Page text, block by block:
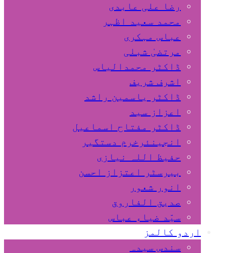
رضا علی عابدی
محمد سعید اظہر
عباس مہکری
مرتضیٰ شبلی
ڈاکٹر محمدالیاس
اشرف شریف
ڈاکٹر یاسمین راشد
اعزاز سید
ڈاکٹر مفتاح اسماعیل
انجینئرخرم دستگیر
حفیظ اللہ نیازی
بیرسٹر اعتزاز احسن
انور شعور
صدیق الفاروق
سیّد ضیاء عباس
اردو کالمز
سندس سیدہ